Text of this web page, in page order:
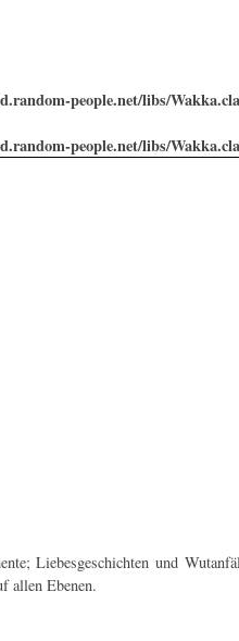
people.net/libs/
people.net/libs/
Liebesgeschichten und
allen Ebenen.